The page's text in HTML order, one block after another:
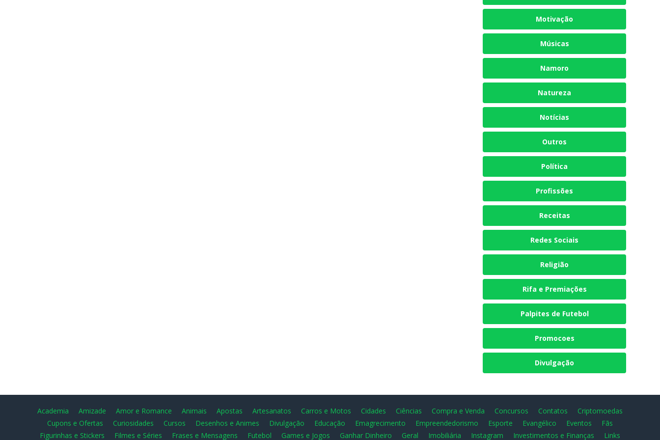
Motivação
Músicas
Namoro
Natureza
Notícias
Outros
Política
Profissões
Receitas
Redes Sociais
Religião
Rifa e Premiações
Palpites de Futebol
Promocoes
Divulgação
Academia Amizade Amor e Romance Animais Apostas Artesanatos Carros e Motos Cidades Ciências Compra e Venda Concursos Contatos
Criptomoedas
Cupons e Ofertas
Curiosidades Cursos Desenhos e Animes Divulgação Educação Emagrecimento Empreendedorismo Esporte Evangélico Eventos
Fãs
Figurinhas e Stickers
Filmes e Séries Frases e Mensagens Futebol Games e Jogos Ganhar Dinheiro Geral Imobiliária Instagram Investimentos e Finanças Links